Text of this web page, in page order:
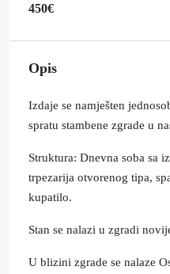
450€
Opis
Izdaje se namješten
spratu stambene zgrade u
Struktura: Dnevna soba sa
trpezarija otvorenog tipa,
kupatilo.
Stan se nalazi u zgradi
U blizini zgrade se nalaze